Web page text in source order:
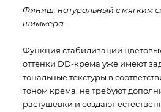
Финиш: натуральный с мягким
шиммера.
Функция стабилизации
оттенки DD-крема уже имеют
тональные текстуры в
тоном крема, не требуют
растушевки и создают